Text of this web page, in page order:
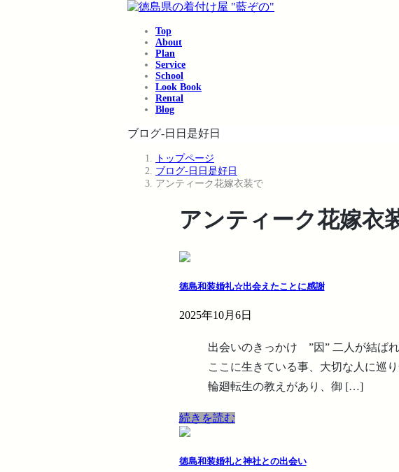
コ
プ
ナ
動
Top
About
Plan
Service
School
Look Book
Rental
Blog
ブログ-日日是好日
トップページ
ブログ-日日是好日
アンティーク花嫁衣装で
アンティーク花嫁衣
徳島和装婚礼☆出会えたことに感謝
2025年10月6日
出会いのきっかけ ”因” 二人が結ば
ここに生きている事、大切な人に巡
輪廻転生の教えがあり、御 […]
続きを読む
徳島和装婚礼と神社との出会い